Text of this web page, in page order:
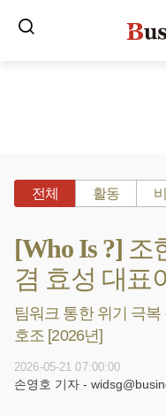
전체 활동
[Who Is ?] 조
겸 효성 대표
팀워크 통한 위기 극
호조 [2026년]
2026-05-21 07:00:00
손영호 기자 -